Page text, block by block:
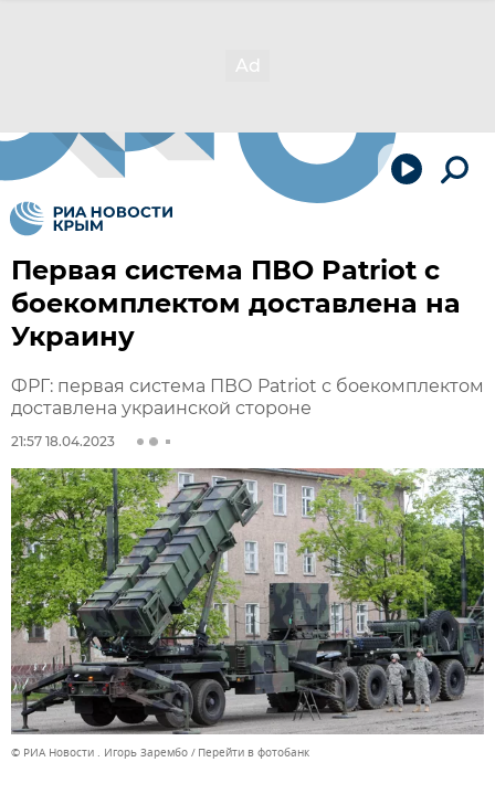
Первая система ПВО Patriot с
боекомплектом доставлена на
Украину
ФРГ: первая система ПВО Patriot с боекомплектом
доставлена украинской стороне
21:57 18.04.2023
© РИА Новости . Игорь Зарембо Перейти в фотобанк